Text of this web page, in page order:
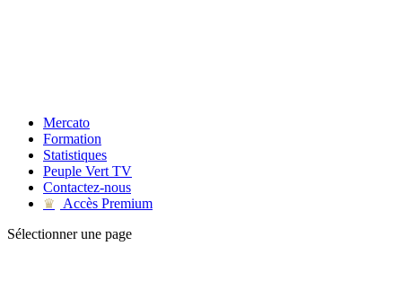
Mercato
Formation
Statistiques
Peuple Vert TV
Contactez-nous
♛
Accès Premium
Sélectionner une page